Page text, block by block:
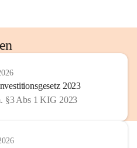
2023
§3 Abs 1 KIG 2023